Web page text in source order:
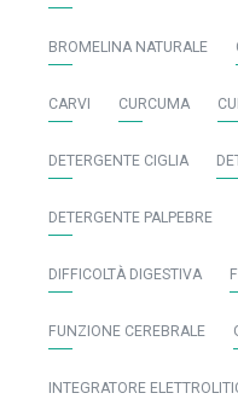
BROMELINA NATURALE
CARVI CURCUMA
DETERGENTE CIGLIA
DETERGENTE PALPEBRE
DIFFICOLTÀ DIGESTIVA
FUNZIONE CEREBRALE
INTEGRATORE